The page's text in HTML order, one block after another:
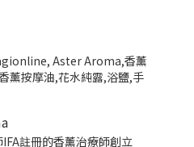
註冊的香薰治療師創立